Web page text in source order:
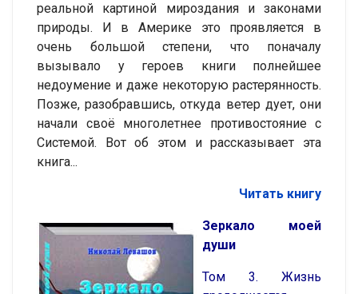
реальной картиной мироздания и законами
природы. И в Америке это проявляется в
очень большой степени, что поначалу
вызывало у героев книги полнейшее
недоумение и даже некоторую растерянность.
Позже, разобравшись, откуда ветер дует, они
начали своё многолетнее противостояние с
Системой. Вот об этом и рассказывает эта
книга...
Читать книгу
Зеркало моей
души
Том 3. Жизнь